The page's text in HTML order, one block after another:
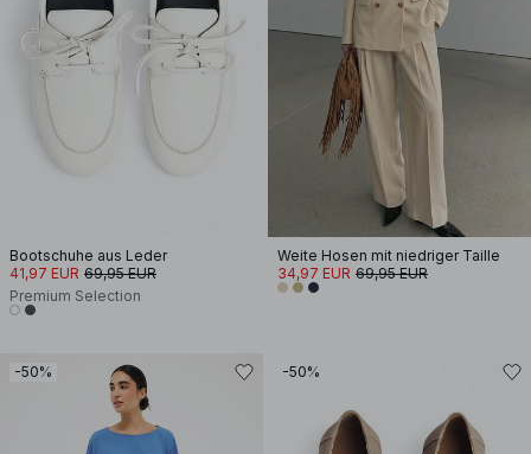
Bootschuhe aus Leder
41,97 EUR 69,95 EUR
Premium Selection
Weite Hosen mit niedriger Taille
34,97 EUR 69,95 EUR
-50% -50%